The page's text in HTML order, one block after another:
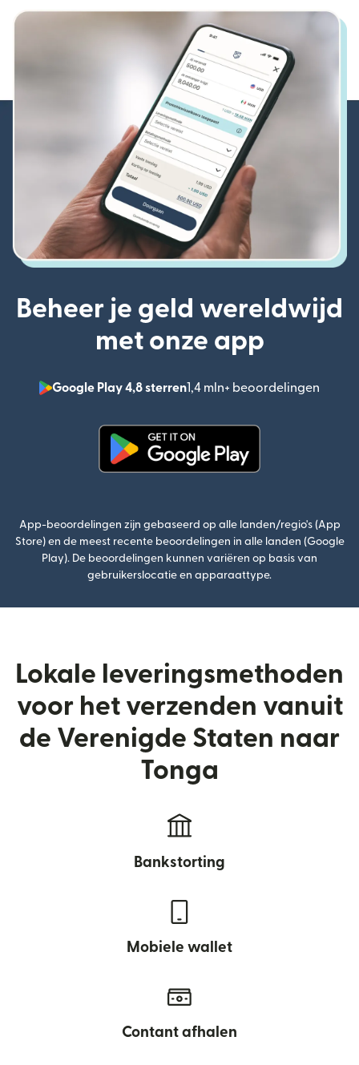
Beheer je geld wereldwijd
met onze app
Google Play 4,8 sterren1,4 mln+ beoordelingen
App-beoordelingen zijn gebaseerd op alle landen/regio's (App
Store) en de meest recente beoordelingen in alle landen (Google
Play). De beoordelingen kunnen variëren op basis van
gebruikerslocatie en apparaattype.
Lokale leveringsmethoden
voor het verzenden vanuit
de Verenigde Staten naar
Tonga
Bankstorting
Mobiele wallet
Contant afhalen